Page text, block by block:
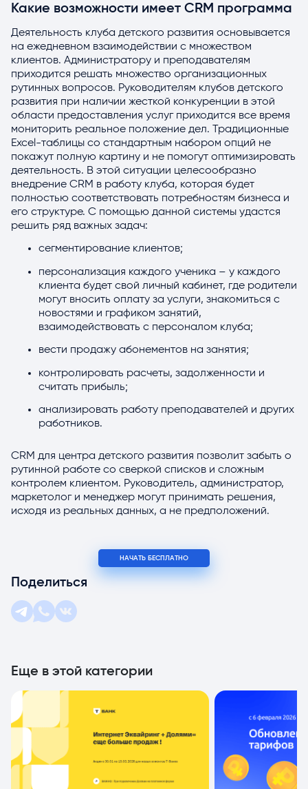
Какие возможности имеет CRM программа
Деятельность клуба детского развития основывается
на ежедневном взаимодействии с множеством
клиентов. Администратору и преподавателям
приходится решать множество организационных
рутинных вопросов. Руководителям клубов детского
развития при наличии жесткой конкуренции в этой
области предоставления услуг приходится все время
мониторить реальное положение дел. Традиционные
Excel-таблицы со стандартным набором опций не
покажут полную картину и не помогут оптимизировать
деятельность. В этой ситуации целесообразно
внедрение CRM в работу клуба, которая будет
полностью соответствовать потребностям бизнеса и
его структуре. С помощью данной системы удастся
решить ряд важных задач:
сегментирование клиентов;
персонализация каждого ученика – у каждого
клиента будет свой личный кабинет, где родители
могут вносить оплату за услуги, знакомиться с
новостями и графиком занятий,
взаимодействовать с персоналом клуба;
вести продажу абонементов на занятия;
контролировать расчеты, задолженности и
считать прибыль;
анализировать работу преподавателей и других
работников.
CRM для центра детского развития позволит забыть о
рутинной работе со сверкой списков и сложным
контролем клиентом. Руководитель, администратор,
маркетолог и менеджер могут принимать решения,
исходя из реальных данных, а не предположений.
НАЧАТЬ БЕСПЛАТНО
Поделиться
Еще в этой категории